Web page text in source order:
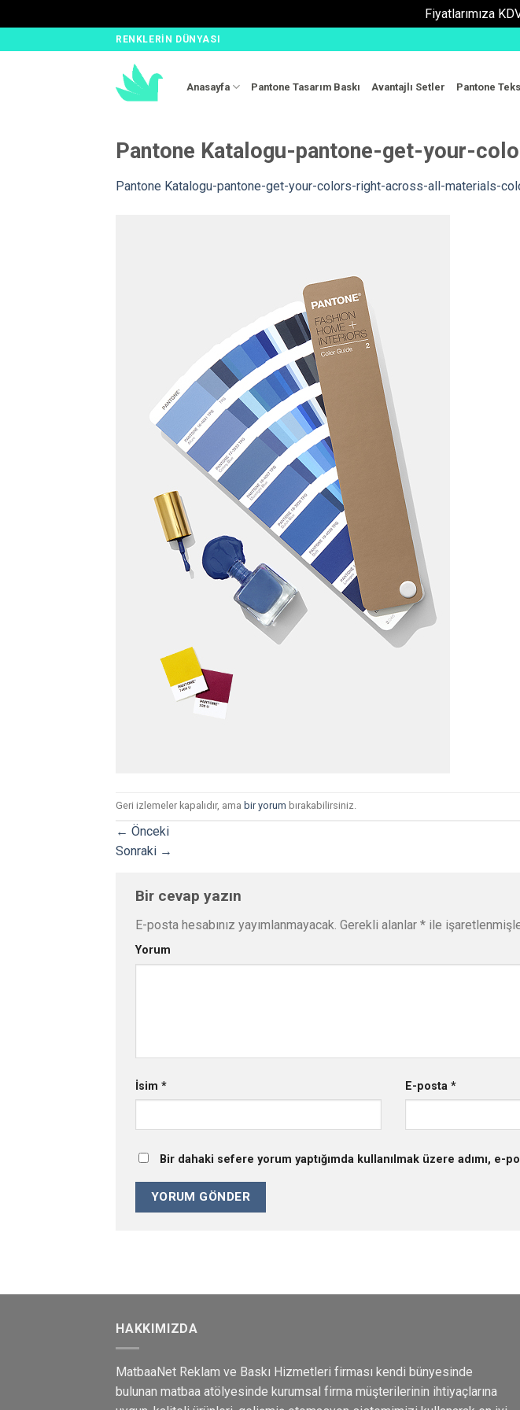
Fiyatlarımıza
RENKLERIN DÜNYASI
Anasayfa Pantone Tasarım Baskı Avantajlı Setler Pantone
Pantone Katalogu-pantone-get-your-
Pantone Katalogu-pantone-get-your-colors-right-across-all-materials-
Geri izlemeler kapalıdır, ama bir yorum bırakabilirsiniz.
← Önceki
Sonraki →
Bir cevap yazın
E-posta hesabınız yayımlanmayacak. Gerekli alanlar * ile
Yorum
İsim * E-posta*
Bir dahaki sefere yorum yaptığımda kullanılmak üzere adımı, e-
HAKKIMIZDA
MatbaaNet Reklam ve Baskı Hizmetleri firması kendi bünyesinde
bulunan matbaa atölyesinde kurumsal firma müşterilerinin ihtiyaçlarına